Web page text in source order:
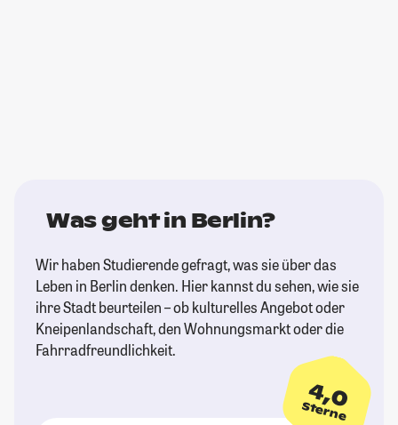
Was geht in Berlin?
Wir haben Studierende gefragt, was sie über das
Leben in Berlin denken. Hier kannst du sehen, wie sie
ihre Stadt beurteilen – ob kulturelles Angebot oder
Kneipenlandschaft, den Wohnungsmarkt oder die
Fahrradfreundlichkeit.
4,0
Sterne